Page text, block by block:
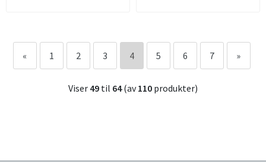
« 1 2 3 4 5 6 7 »
Viser 49 til 64(av110 produkter)